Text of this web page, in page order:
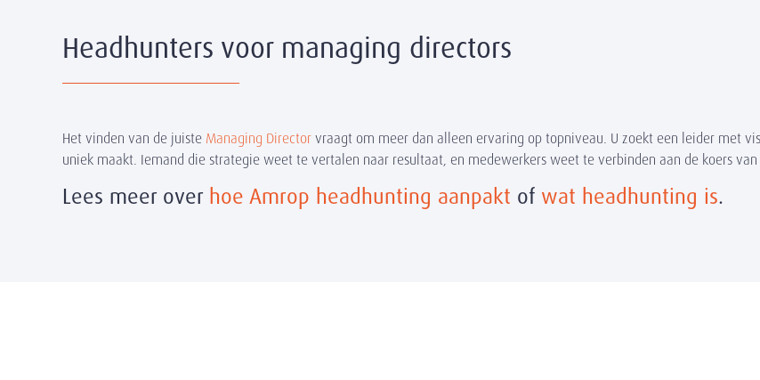
Headhunters voor managing directors
Het vinden van de juiste Managing Directorvraagt om meer dan alleen ervaring op topniveau. U zoekt een leider met
uniek maakt. Iemand die strategie weet te vertalen naar resultaat, en medewerkers weet te verbinden aan de koers
Lees meer over hoe Amrop headhunting aanpakt of wat headhunting is.